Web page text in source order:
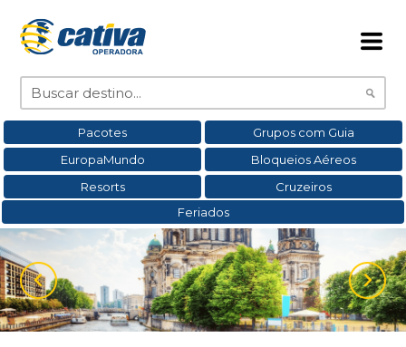
Pacotes
Grupos com Guia
EuropaMundo
Bloqueios Aéreos
Resorts
Cruzeiros
Feriados